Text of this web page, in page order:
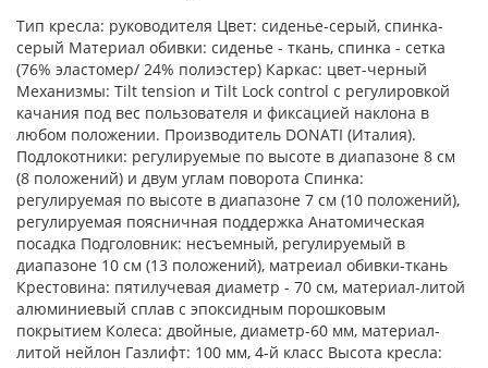
Тип кресла: руководителя Цвет: сиденье-серый, спинка-
серый Материал обивки: сиденье - ткань, спинка - сетка
(76% эластомер/ 24% полиэстер) Каркас: цвет-черный
Механизмы: Tilt tension и Tilt Lock control с регулировкой
качания под вес пользователя и фиксацией наклона в
любом положении. Производитель DONATI (Италия).
Подлокотники: регулируемые по высоте в диапазоне 8 см
(8 положений) и двум углам поворота Спинка:
регулируемая по высоте в диапазоне 7 см (10 положений),
регулируемая поясничная поддержка Анатомическая
посадка Подголовник: несъемный, регулируемый в
диапазоне 10 см (13 положений), матреиал обивки-ткань
Крестовина: пятилучевая диаметр - 70 см, материал-литой
алюминиевый сплав с эпоксидным порошковым
покрытием Колеса: двойные, диаметр-60 мм, материал-
литой нейлон Газлифт: 100 мм, 4-й класс Высота кресла: